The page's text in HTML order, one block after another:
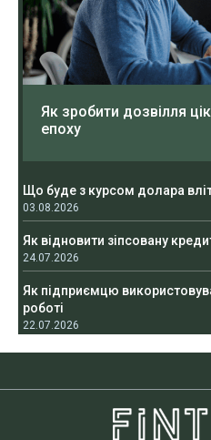
Як зробити дозвілля
епоху
Що буде з курсом долара
03.08.2026
Як відновити зіпсовану
24.07.2026
Як підприємцю
роботі
22.07.2026